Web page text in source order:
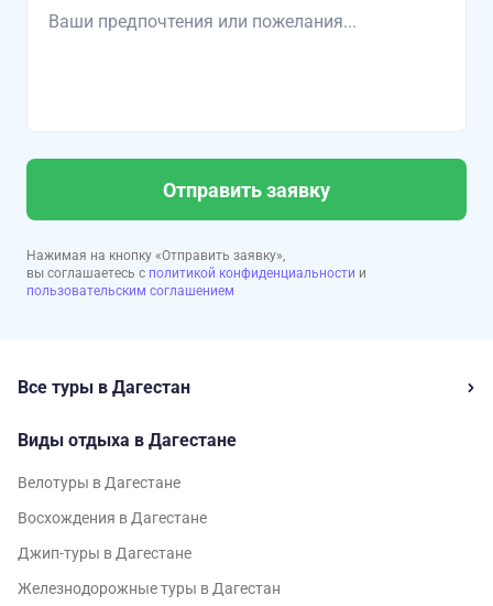
Отправить заявку
Нажимая на кнопку «Отправить заявку»,
вы соглашаетесь с политикой конфиденциальности и
пользовательским соглашением
Все туры в Дагестан
Виды отдыха в Дагестане
Велотуры в Дагестане
Восхождения в Дагестане
Джип-туры в Дагестане
Железнодорожные туры в Дагестан